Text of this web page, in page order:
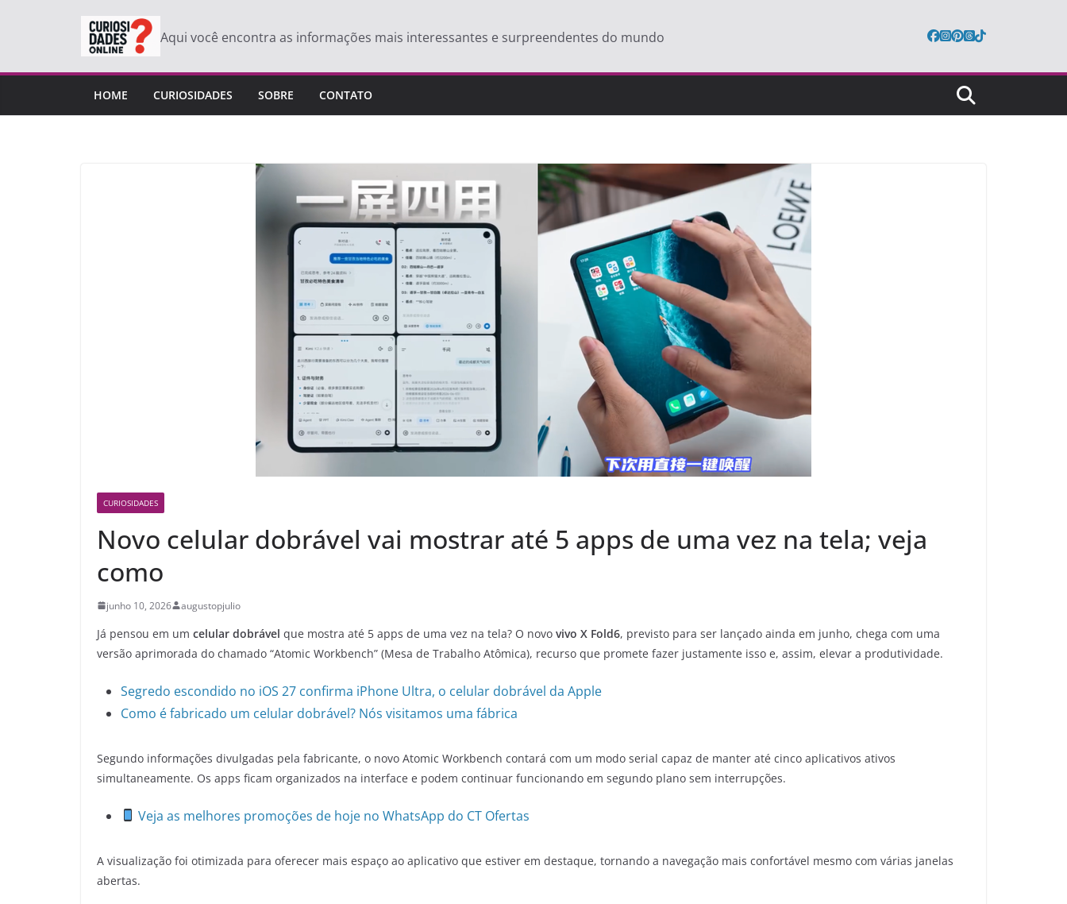
conteúdo
Aqui você encontra as informações mais interessantes e surpreendentes do mundo
HOME CURIOSIDADES SOBRE CONTATO
CURIOSIDADES
Novo celular dobrável vai mostrar até 5 apps de uma vez na tela; veja
como
junho 10, 2026 augustopjulio
Já pensou em um celular dobrável que mostra até 5 apps de uma vez na tela? O novo vivo X Fold6, previsto para ser lançado ainda em junho, chega com uma
versão aprimorada do chamado “Atomic Workbench” (Mesa de Trabalho Atômica), recurso que promete fazer justamente isso e, assim, elevar a produtividade.
Segredo escondido no iOS 27 confirma iPhone Ultra, o celular dobrável da Apple
Como é fabricado um celular dobrável? Nós visitamos uma fábrica
Segundo informações divulgadas pela fabricante, o novo Atomic Workbench contará com um modo serial capaz de manter até cinco aplicativos ativos
simultaneamente. Os apps ficam organizados na interface e podem continuar funcionando em segundo plano sem interrupções.
Veja as melhores promoções de hoje no WhatsApp do CT Ofertas
A visualização foi otimizada para oferecer mais espaço ao aplicativo que estiver em destaque, tornando a navegação mais confortável mesmo com várias janelas
abertas.